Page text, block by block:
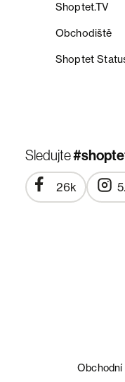
Shoptet.TV
Obchodiště
Shoptet
Sledujte
26k
Obchodní